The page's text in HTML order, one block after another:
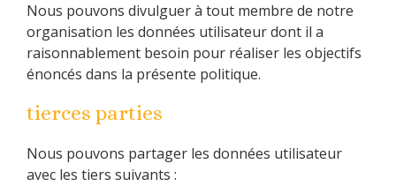
Nous pouvons divulguer à tout membre de notre
organisation les données utilisateur dont il a
raisonnablement besoin pour réaliser les objectifs
énoncés dans la présente politique.
tierces parties
Nous pouvons partager les données utilisateur
avec les tiers suivants :